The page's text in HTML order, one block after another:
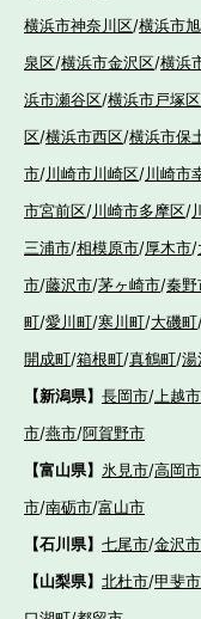
横浜市神奈川区/横浜市
泉区/横浜市金沢区/横浜
浜市瀬谷区/横浜市戸塚区
区/横浜市西区/横浜市保
市/川崎市川崎区/川崎市
市宮前区/川崎市多摩区/
三浦市/相模原市/厚木市/
市/藤沢市/茅ヶ崎市/秦野
町/愛川町/寒川町/大磯町
開成町/箱根町/真鶴町/湯
【新潟県】 長岡市/上越市
市/燕市/阿賀野市
【富山県】 氷見市/高岡市
市/南砺市/富山市
【石川県】 七尾市/金沢市
【山梨県】 北杜市/甲斐市